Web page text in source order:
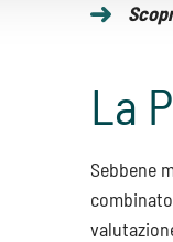
La
Sebbene